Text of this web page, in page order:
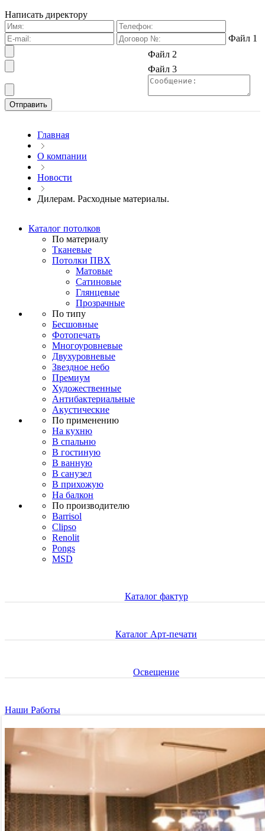
Написать директору
Файл 1
Файл 2
Файл 3
Главная
О компании
Новости
Дилерам. Расходные материалы.
Каталог потолков
По материалу
Тканевые
Потолки ПВХ
Матовые
Сатиновые
Глянцевые
Прозрачные
По типу
Бесшовные
Фотопечать
Многоуровневые
Двухуровневые
Звездное небо
Премиум
Художественные
Антибактериальные
Акустические
По применению
На кухню
В спальню
В гостиную
В ванную
В санузел
В прихожую
На балкон
По производителю
Barrisol
Clipso
Renolit
Pongs
MSD
Каталог фактур
Каталог Арт-печати
Освещение
Наши Работы